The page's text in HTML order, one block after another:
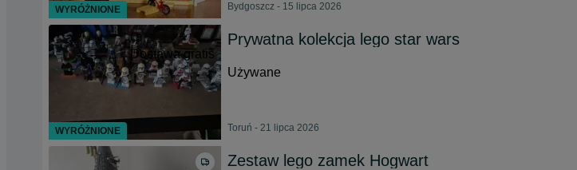
Bydgoszcz - 15 lipca 2026
Dostawa gratis
Prywatna kolekcja lego star wars
Używane
Toruń - 21 lipca 2026
Zestaw lego zamek Hogwart
WYRÓŻNIONE
WYRÓŻNIONE